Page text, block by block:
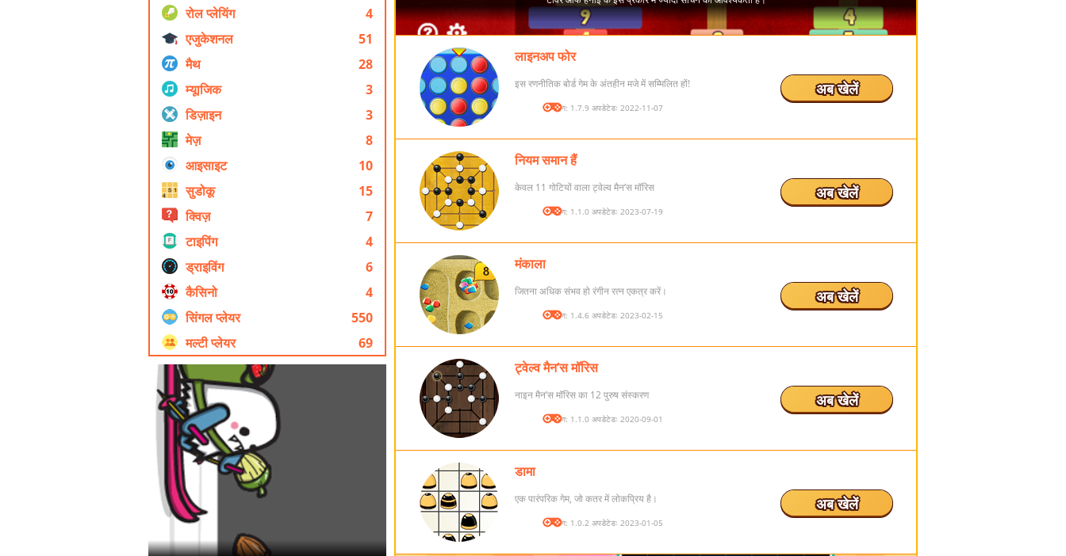
रोल प्ले‍यिंग
4
एजुकेशनल
51
मैथ
28
म्यूाजिक
3
डिज़ाइन
3
मेज़
8
आइसाइट
10
सुडोकू
15
क्विज़
7
टाइपिंग
4
ड्राइविंग
6
कैसिनो
4
सिंगल प्लेयर
550
मल्टी प्लेयर
69
लाइनअप फोर
इस रणनीतिक बोर्ड गेम के अंतहीन मजे में सम्मिलित हों!
संस्करण: 1.7.9 अपडेटेडः 2022-11-07
अब खेलें
नियम समान हैं
केवल 11 गोटियों वाला ट्वेल्व मैन’स मॉरिस
संस्करण: 1.1.0 अपडेटेडः 2023-07-19
अब खेलें
मंकाला
जितना अधिक संभव हो रंगीन रत्न एकत्र करें।
संस्करण: 1.4.6 अपडेटेडः 2023-02-15
अब खेलें
ट्वेल्व मैन’स मॉरिस
नाइन मैन’स मॉरिस का 12 पुरुष संस्करण
संस्करण: 1.1.0 अपडेटेडः 2020-09-01
अब खेलें
डामा
एक पारंपरिक गेम, जो कतर में लोकप्रिय है।
संस्करण: 1.0.2 अपडेटेडः 2023-01-05
अब खेलें